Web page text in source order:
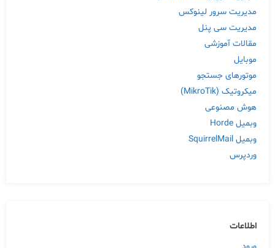
مدیریت سرور لینوکس
مدیریت سی پنل
مقالات آموزشی
موبایل
موتورهای جستجو
میکروتیک (MikroTik)
هوش مصنوعی
وبمیل Horde
وبمیل SquirrelMail
وردپرس
اطلاعات